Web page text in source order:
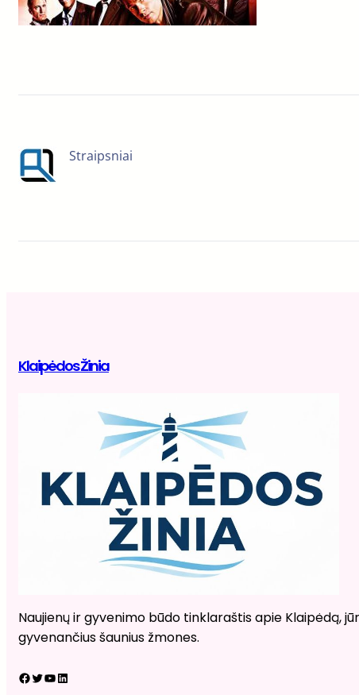
Straipsniai
Klaipėdos Žinia
Naujienų ir gyvenimo būdo tinklaraštis apie Klaipėdą,
gyvenančius šaunius žmones.
Facebook Twitter YouTube LinkedIn